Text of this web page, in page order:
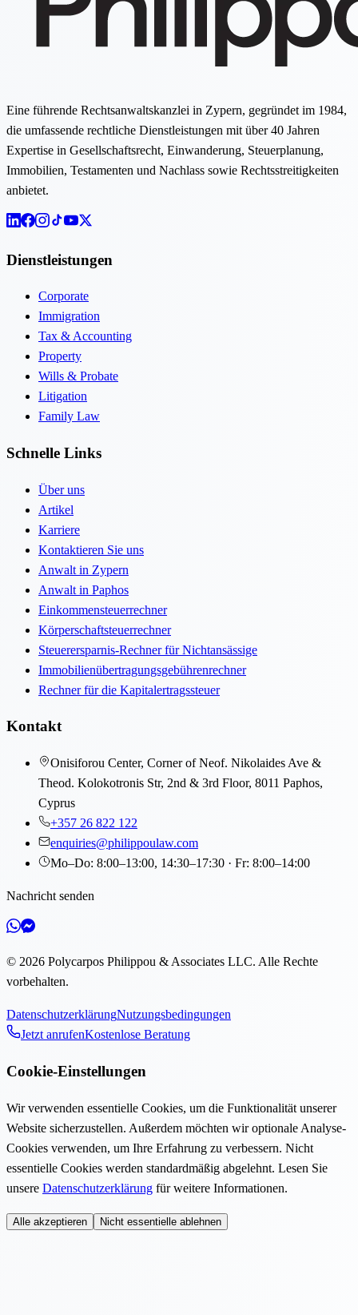
Eine führende Rechtsanwaltskanzlei in Zypern, gegründet im 1984,
die umfassende rechtliche Dienstleistungen mit über 40 Jahren
Expertise in Gesellschaftsrecht, Einwanderung, Steuerplanung,
Immobilien, Testamenten und Nachlass sowie Rechtsstreitigkeiten
anbietet.
Dienstleistungen
Corporate
Immigration
Tax & Accounting
Property
Wills & Probate
Litigation
Family Law
Schnelle Links
Über uns
Artikel
Karriere
Kontaktieren Sie uns
Anwalt in Zypern
Anwalt in Paphos
Einkommensteuerrechner
Körperschaftsteuerrechner
Steuerersparnis-Rechner für Nichtansässige
Immobilienübertragungsgebührenrechner
Rechner für die Kapitalertragssteuer
Kontakt
Onisiforou Center, Corner of Neof. Nikolaides Ave &
Theod. Kolokotronis Str, 2nd & 3rd Floor, 8011 Paphos,
Cyprus
+357 26 822 122
enquiries@philippoulaw.com
Mo–Do: 8:00–13:00, 14:30–17:30 · Fr: 8:00–14:00
Nachricht senden
© 2026 Polycarpos Philippou & Associates LLC. Alle Rechte
vorbehalten.
DatenschutzerklärungNutzungsbedingungen
Jetzt anrufenKostenlose Beratung
Cookie-Einstellungen
Wir verwenden essentielle Cookies, um die Funktionalität unserer
Website sicherzustellen. Außerdem möchten wir optionale Analyse-
Cookies verwenden, um Ihre Erfahrung zu verbessern. Nicht
essentielle Cookies werden standardmäßig abgelehnt. Lesen Sie
unsere Datenschutzerklärung für weitere Informationen.
Alle akzeptieren Nicht essentielle ablehnen